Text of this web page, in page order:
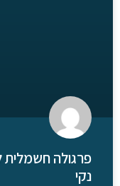
פרגולה חשמלית
נקי